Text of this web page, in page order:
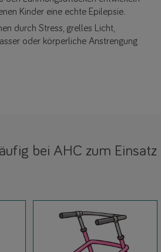
Kinder eine echte Epilepsie.
durch Stress, grelles Licht,
oder körperliche Anstrengung
bei AHC zum Einsatz